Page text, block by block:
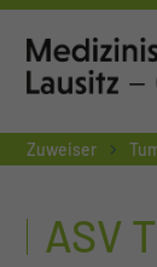
Zuweiser
ASV